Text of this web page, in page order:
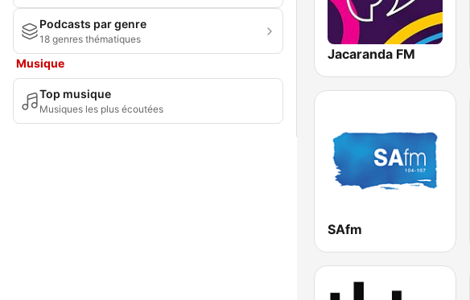
Podcasts par genre
18 genres thématiques
Musique
Top musique
Musiques les plus écoutées
Jacaranda FM
SAfm